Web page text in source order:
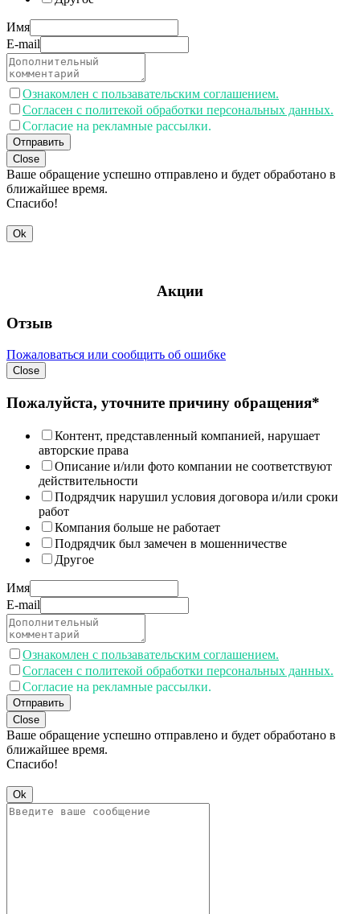
Имя
E-mail
Ознакомлен с пользавательским соглашением.
Согласен с политекой обработки персональных данных.
Согласие на рекламные рассылки.
Отправить
Close
Ваше обращение успешно отправлено и будет обработано в
ближайшее время.
Спасибо!
Ok
Акции
Отзыв
Пожаловаться или сообщить об ошибке
Close
Пожалуйста, уточните причину обращения*
Контент, представленный компанией, нарушает
авторские права
Описание и/или фото компании не соответствуют
действительности
Подрядчик нарушил условия договора и/или сроки
работ
Компания больше не работает
Подрядчик был замечен в мошенничестве
Другое
Имя
E-mail
Ознакомлен с пользавательским соглашением.
Согласен с политекой обработки персональных данных.
Согласие на рекламные рассылки.
Отправить
Close
Ваше обращение успешно отправлено и будет обработано в
ближайшее время.
Спасибо!
Ok